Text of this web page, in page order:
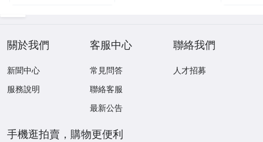
關於我們
新聞中心
服務說明
客服中心
常見問答
聯絡客服
最新公告
聯絡我們
人才招募
手機逛拍賣，購物更便利